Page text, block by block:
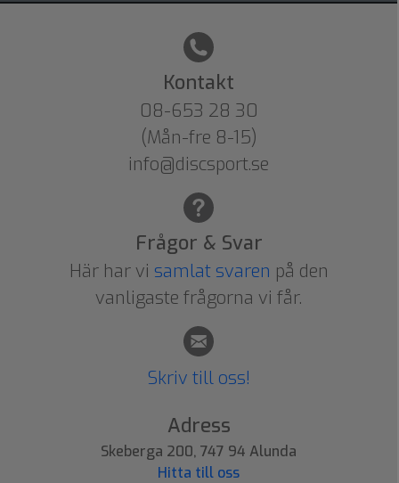
Kontakt
08-653 28 30
(Mån-fre 8-15)
info@discsport.se
Frågor & Svar
Här har vi samlat svaren på den
vanligaste frågorna vi får.
Skriv till oss!
Adress
Skeberga 200, 747 94 Alunda
Hitta till oss